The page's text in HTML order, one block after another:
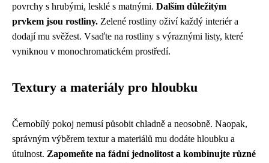
povrchy s hrubými, lesklé s matnými. Dalším důležitým
prvkem jsou rostliny. Zelené rostliny oživí každý interiér a
dodají mu svěžest. Vsaďte na rostliny s výraznými listy, které
vyniknou v monochromatickém prostředí.
Textury a materiály pro hloubku
Černobílý pokoj nemusí působit chladně a neosobně. Naopak,
správným výběrem textur a materiálů mu dodáte hloubku a
útulnost. Zapomeňte na fádní jednolitost a kombinujte různé